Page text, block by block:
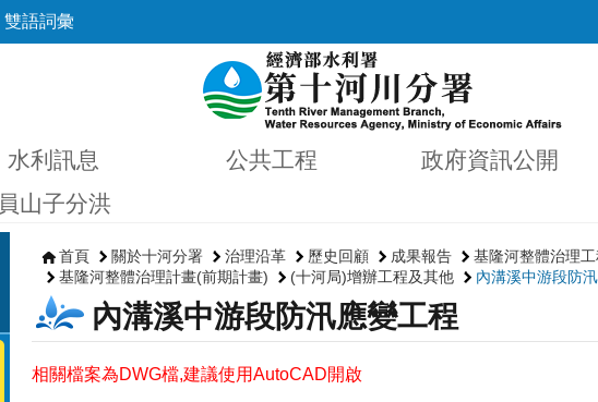
雙語詞彙
水利訊息 公共工程 政府資訊公開
員山子分洪
首頁 關於十河分署 治理沿革 歷史回顧 成果報告 基隆河整體治理
基隆河整體治理計畫(前期計畫)
(十河局)增辦工程及其他 內溝溪中游段防
內溝溪中游段防汛應變工程
相關檔案為DWG檔,建議使用AutoCAD開啟